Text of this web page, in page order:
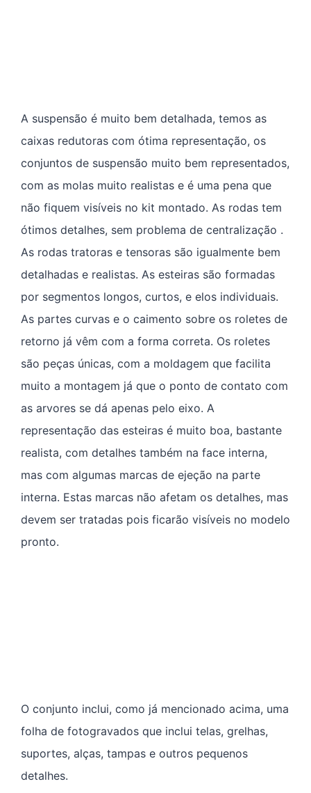
A suspensão é muito bem detalhada, temos as
caixas redutoras com ótima representação, os
conjuntos de suspensão muito bem representados,
com as molas muito realistas e é uma pena que
não fiquem visíveis no kit montado. As rodas tem
ótimos detalhes, sem problema de centralização .
As rodas tratoras e tensoras são igualmente bem
detalhadas e realistas. As esteiras são formadas
por segmentos longos, curtos, e elos individuais.
As partes curvas e o caimento sobre os roletes de
retorno já vêm com a forma correta. Os roletes
são peças únicas, com a moldagem que facilita
muito a montagem já que o ponto de contato com
as arvores se dá apenas pelo eixo. A
representação das esteiras é muito boa, bastante
realista, com detalhes também na face interna,
mas com algumas marcas de ejeção na parte
interna. Estas marcas não afetam os detalhes, mas
devem ser tratadas pois ficarão visíveis no modelo
pronto.
O conjunto inclui, como já mencionado acima, uma
folha de fotogravados que inclui telas, grelhas,
suportes, alças, tampas e outros pequenos
detalhes.